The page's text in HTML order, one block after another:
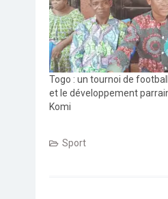
Togo : un tournoi de
et le développement
Komi
Sport